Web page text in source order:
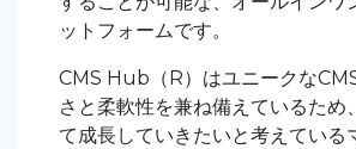
ットフォームです。
CMS Hub（R）はユニークな
さと柔軟性を兼ね備えているため
て成長していきたいと考えている